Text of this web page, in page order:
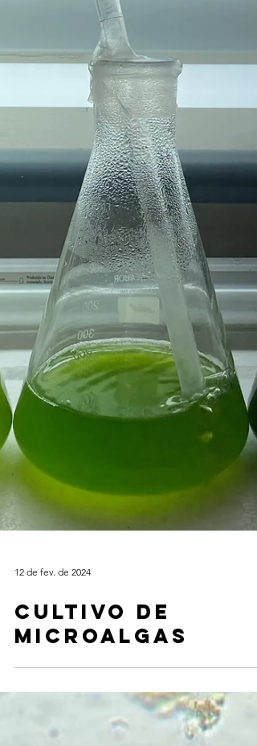
12 de fev. de 2024
Cultivo de
microalgas